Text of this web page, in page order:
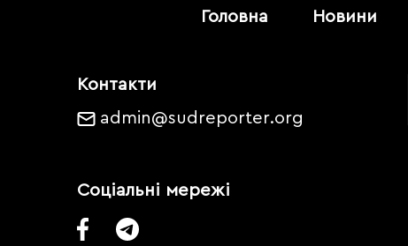
Головна Новини
Контакти
admin@sudreporter.org
Соціальні мережі